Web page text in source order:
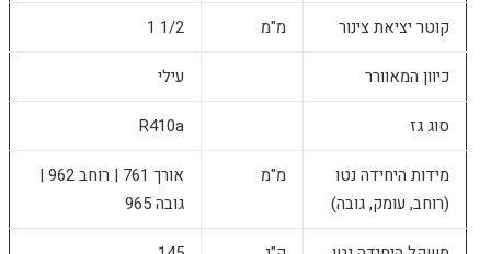
קוטר יציאת צינור מ"מ 1/2 1
כיוון המאוורר עילי
סוג גז R410a
מידות היחידה נטו
(רוחב, עומק, גובה)
מ"מ
אורך 761 | רוחב 962 |
גובה 965